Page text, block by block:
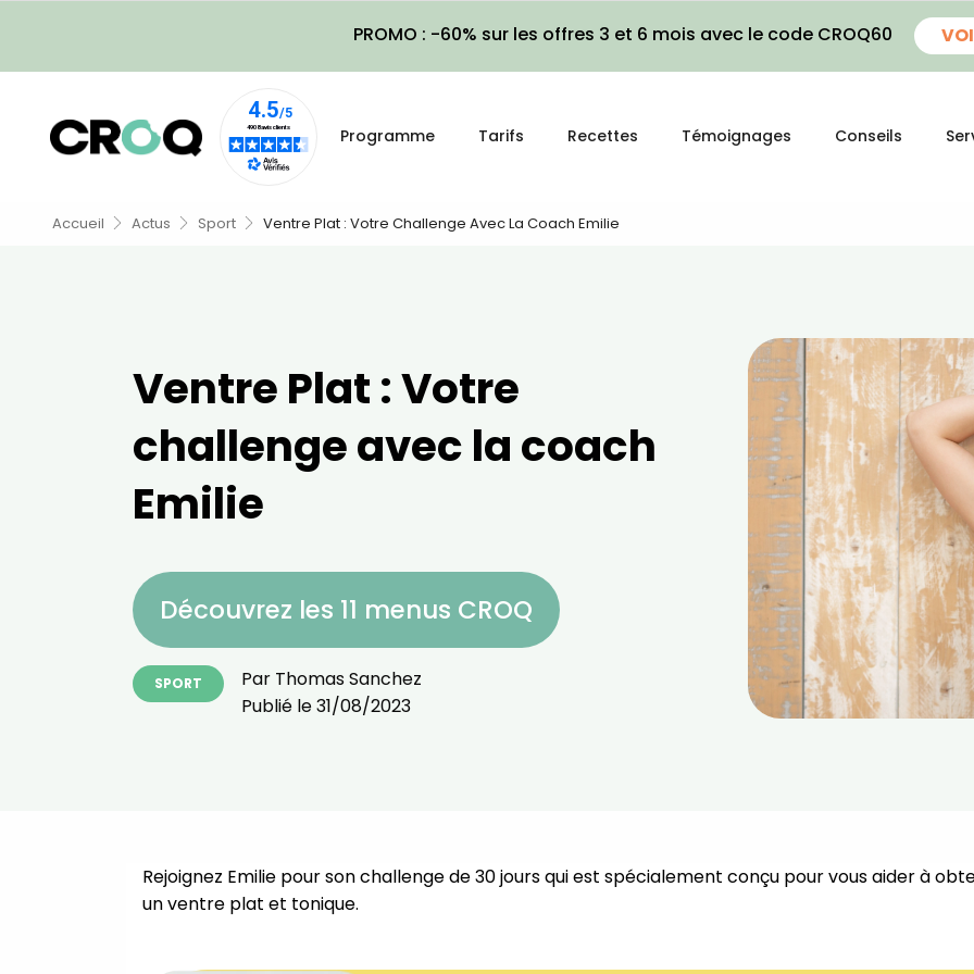
PROMO : -60% sur les offres 3 et 6 mois avec le code CROQ60
Programme Tarifs Recettes Témoignages Conseils
Accueil Actus Sport Ventre Plat : Votre Challenge Avec La Coach Emilie
Ventre Plat : Votre
challenge avec la coach
Emilie
Découvrez les 11 menus CROQ
SPORT Par Thomas Sanchez
Publié le31/08/2023
Rejoignez Emilie pour son challenge de 30 jours qui est spécialement conçu pour vous aider à
un ventre plat et tonique.